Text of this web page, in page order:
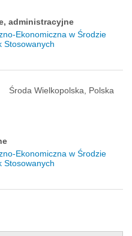
administracyjne
Ekonomiczna w Środzie
Stosowanych
Środa Wielkopolska, Polska
Ekonomiczna w Środzie
Stosowanych